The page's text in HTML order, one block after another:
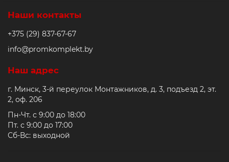
Наши контакты
+375 (29) 837-67-67
info@promkomplekt.by
Наш адрес
г. Минск, 3-й переулок Монтажников, д. 3, подъезд 2, эт.
2, оф. 206
Пн-Чт. с 9:00 до 18:00
Пт. с 9:00 до 17:00
Сб-Вс: выходной